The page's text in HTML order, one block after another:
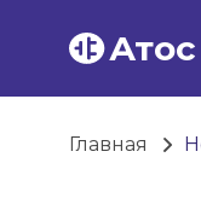
Атос
Главная